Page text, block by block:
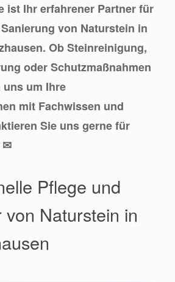
ist Ihr erfahrener Partner für
von Naturstein in
Ob Steinreinigung,
oder Schutzmaßnahmen
um Ihre
mit Fachwissen und
Sie uns gerne für
✉
Pflege und
Naturstein in